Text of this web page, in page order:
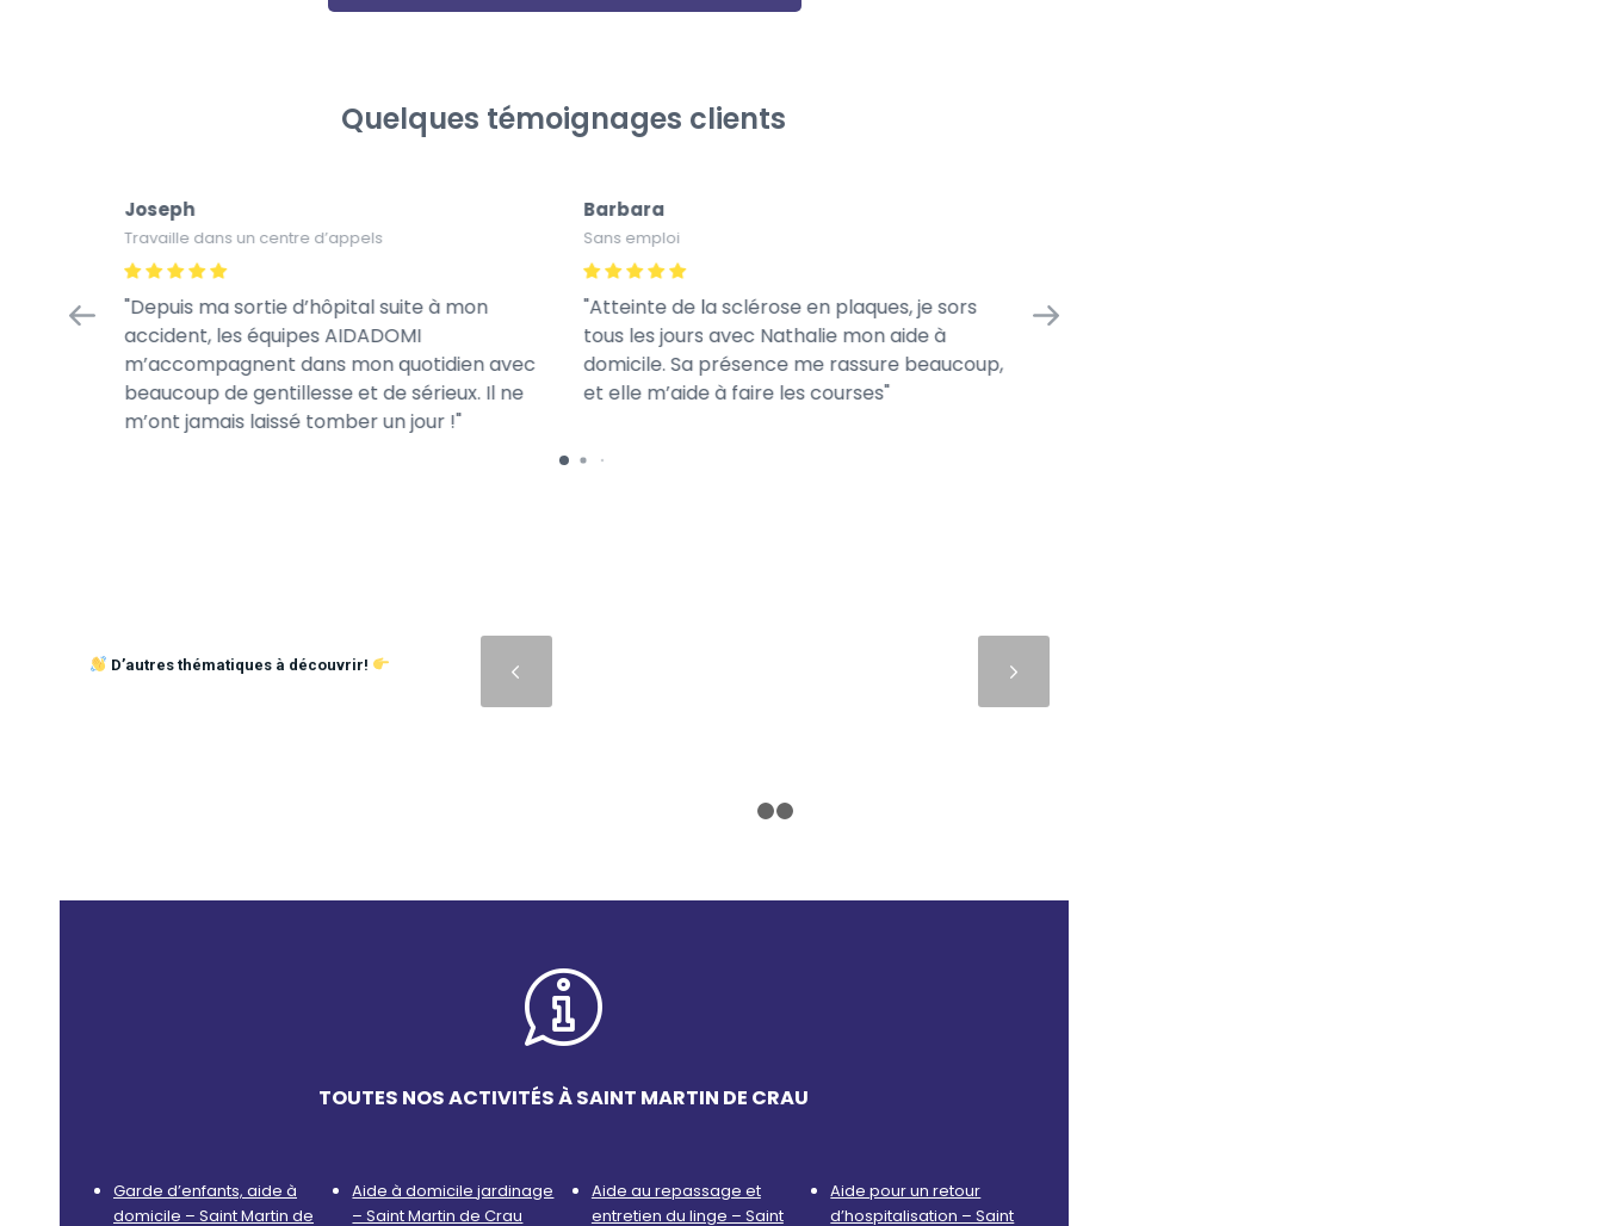
Quelques témoignages clients
Joseph
Travaille dans un centre d’appels
Depuis ma sortie d’hôpital suite à mon
accident, les équipes AIDADOMI
m’accompagnent dans mon quotidien avec
beaucoup de gentillesse et de sérieux. Il ne
m’ont jamais laissé tomber un jour !
Barbara
Sans emploi
Atteinte de la sclérose en plaques, je sors
tous les jours avec Nathalie mon aide à
domicile. Sa présence me rassure beaucoup,
et elle m’aide à faire les courses
Avec mon fauteuil, AIDADOMI est là pour
D’autres thématiques à découvrir!
Précédent
TOUTES NOS ACTIVITÉS À SAINT MARTIN DE CRAU
Garde d’enfants, aide à
domicile – Saint Martin de
Aide à domicile jardinage
– Saint Martin de Crau
Aide au repassage et
entretien du linge – Saint
Aide pour un retour
d’hospitalisation – Saint